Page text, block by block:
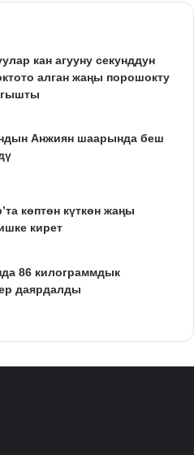
кан агууну секунддун
алган жаңы порошокту
Анжиян шаарында беш
көптөн күткөн жаңы
кирет
86 килограммдык
даярдалды